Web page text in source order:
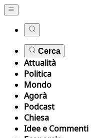
Cerca
Attualità
Politica
Mondo
Agorà
Podcast
Chiesa
Idee e Commenti